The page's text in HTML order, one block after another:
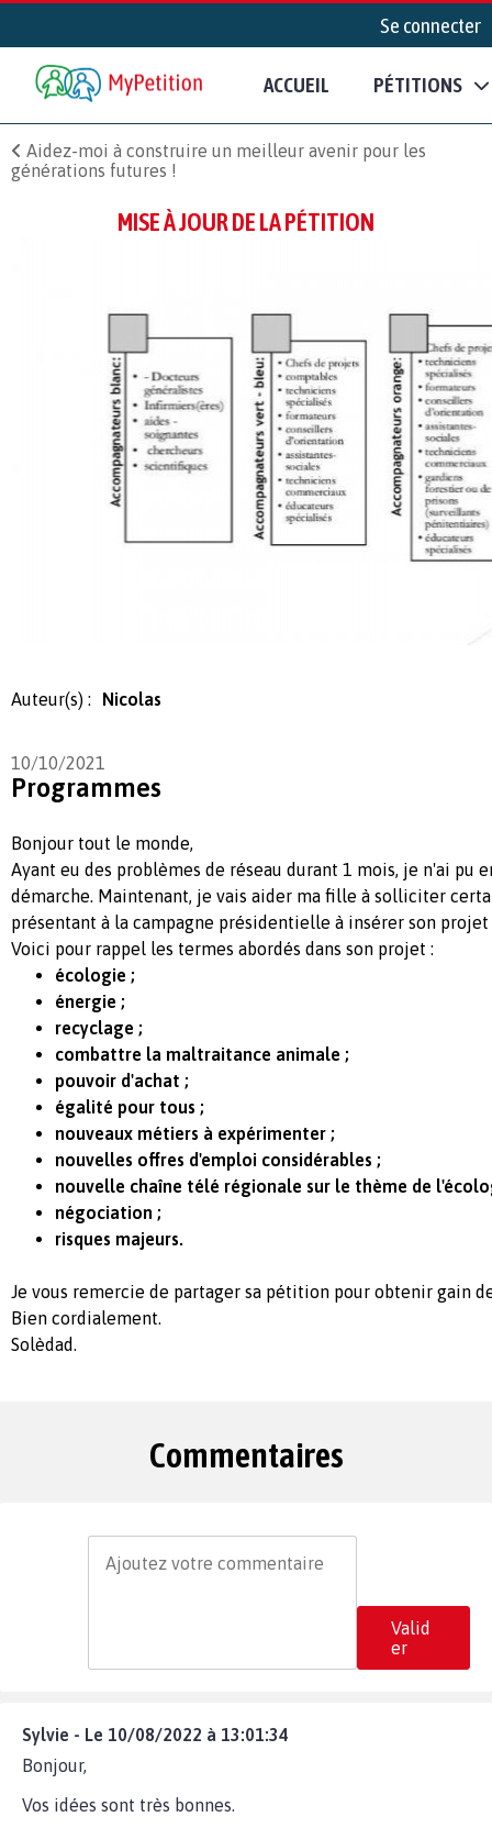
Se connecter
ACCUEIL PÉTITIONS
Aidez-moi à construire un meilleur avenir pour les
générations futures !
MISE À JOUR DE LA PÉTITION
Auteur(s) : Nicolas
10/10/2021
Programmes
Bonjour tout le monde,
Ayant eu des problèmes de réseau durant 1 mois, je n'ai pu
démarche. Maintenant, je vais aider ma fille à solliciter
présentant à la campagne présidentielle à insérer son
Voici pour rappel les termes abordés dans son projet :
écologie ;
énergie ;
recyclage ;
combattre la maltraitance animale ;
pouvoir d'achat ;
égalité pour tous ;
nouveaux métiers à expérimenter ;
nouvelles offres d'emploi considérables ;
nouvelle chaîne télé régionale sur le thème de
négociation ;
risques majeurs.
Je vous remercie de partager sa pétition pour obtenir gain
Bien cordialement.
Solèdad.
Commentaires
Valid
er
Sylvie - Le 10/08/2022 à 13:01:34
Bonjour,
Vos idées sont très bonnes.